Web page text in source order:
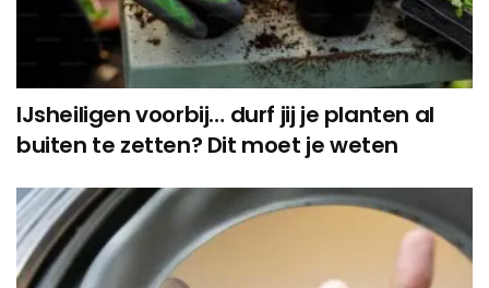
IJsheiligen voorbij… durf jij je planten al
buiten te zetten? Dit moet je weten